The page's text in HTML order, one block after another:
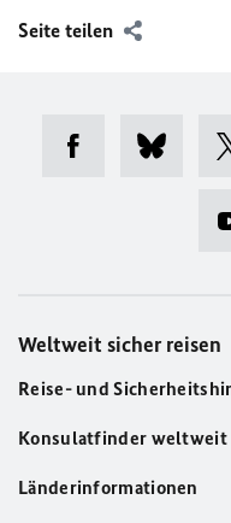
Seite teilen
Weltweit sicher reisen
Reise- und
Konsulatfinder weltweit
Länderinformationen